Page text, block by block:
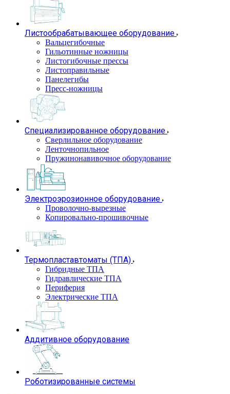
Листообрабатывающее оборудование
Вальцегибочные
Гильотинные ножницы
Листогибочные прессы
Листоправильные
Панелегибы
Пресс-ножницы
Специализированное оборудование
Сверлильное оборудование
Ленточнопильное
Пружинонавивочное оборудование
Электроэрозионное оборудование
Проволочно-вырезные
Копировально-прошивочные
Термопластавтоматы (ТПА)
Гибридные ТПА
Гидравлические ТПА
Периферия
Электрические ТПА
Аддитивное оборудование
Роботизированные системы